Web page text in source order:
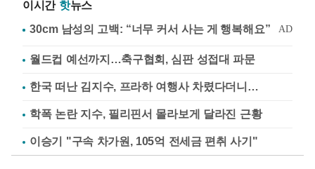
이시간 핫뉴스
월드컵 예선까지…축구협회, 심판 성접대 파문
한국 떠난 김지수, 프라하 여행사 차렸다더니…
학폭 논란 지수, 필리핀서 몰라보게 달라진 근황
이승기 "구속 차가원, 105억 전세금 편취 사기"